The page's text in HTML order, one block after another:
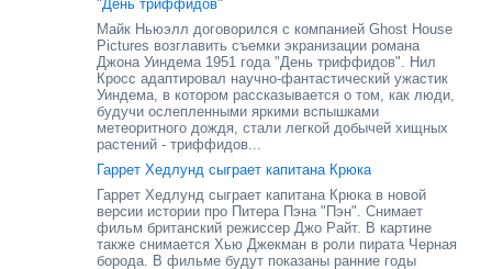
"День триффидов"
Майк Ньюэлл договорился с компанией Ghost House
Pictures возглавить съемки экранизации романа
Джона Уиндема 1951 года "День триффидов". Нил
Кросс адаптировал научно-фантастический ужастик
Уиндема, в котором рассказывается о том, как люди,
будучи ослепленными яркими вспышками
метеоритного дождя, стали легкой добычей хищных
растений - триффидов...
Гаррет Хедлунд сыграет капитана Крюка
Гаррет Хедлунд сыграет капитана Крюка в новой
версии истории про Питера Пэна "Пэн". Снимает
фильм британский режиссер Джо Райт. В картине
также снимается Хью Джекман в роли пирата Черная
борода. В фильме будут показаны ранние годы